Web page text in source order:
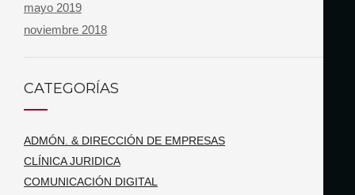
mayo 2019
noviembre 2018
CATEGORÍAS
ADMÓN. & DIRECCIÓN DE EMPRESAS
CLÍNICA JURIDICA
COMUNICACIÓN DIGITAL